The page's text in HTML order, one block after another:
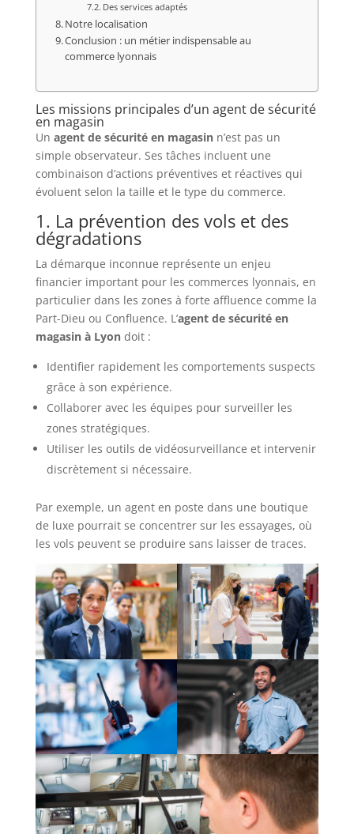
Des services adaptés
Notre localisation
Conclusion : un métier indispensable au
commerce lyonnais
Les missions principales d’un agent de sécurité
en magasin
Un agent de sécurité en magasinn’est pas un
simple observateur. Ses tâches incluent une
combinaison d’actions préventives et réactives qui
évoluent selon la taille et le type du commerce.
1. La prévention des vols et des
dégradations
La démarque inconnue représente un enjeu
financier important pour les commerces lyonnais, en
particulier dans les zones à forte affluence comme la
Part-Dieu ou Confluence. L’agent de sécurité en
magasin à Lyondoit :
Identifier rapidement les comportements suspects
grâce à son expérience.
Collaborer avec les équipes pour surveiller les
zones stratégiques.
Utiliser les outils de vidéosurveillance et intervenir
discrètement si nécessaire.
Par exemple, un agent en poste dans une boutique
de luxe pourrait se concentrer sur les essayages, où
les vols peuvent se produire sans laisser de traces.